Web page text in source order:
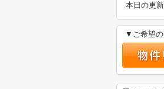
本日の更
▼ご希望の